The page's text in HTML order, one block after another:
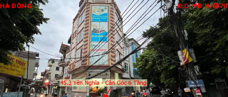
HÀ ĐÔNG K.D Đ.N 70